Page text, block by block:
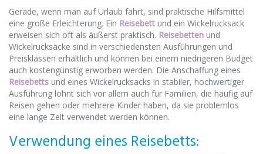
Gerade, wenn man auf Urlaub fährt, sind praktische Hilfsmittel
eine große Erleichterung. Ein Reisebett und ein Wickelrucksack
erweisen sich oft als äußerst praktisch. Reisebetten und
Wickelrucksäcke sind in verschiedensten Ausführungen und
Preisklassen erhältlich und können bei einem niedrigeren Budget
auch kostengünstig erworben werden. Die Anschaffung eines
Reisebetts und eines Wickelrucksacks in stabiler, hochwertiger
Ausführung lohnt sich vor allem auch für Familien, die häufig auf
Reisen gehen oder mehrere Kinder haben, da sie problemlos
eine lange Zeit verwendet werden können.
Verwendung eines Reisebetts: